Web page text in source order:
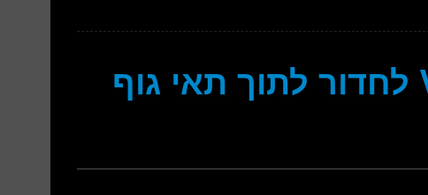
איך מצליח נגיף ה-VSV לחדור לתוך תאי גוף